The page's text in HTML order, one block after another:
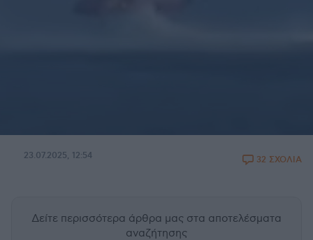
23.07.2025, 12:54 32 ΣΧΟΛΙΑ
Δείτε περισσότερα άρθρα μας στα αποτελέσματα
αναζήτησης